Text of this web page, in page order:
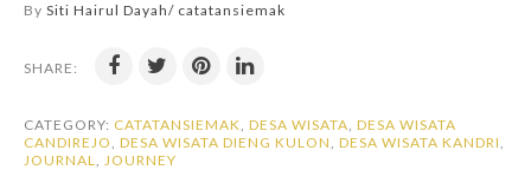
By Siti Hairul Dayah/ catatansiemak
SHARE:
CATEGORY: CATATANSIEMAK, DESA WISATA, DESA WISATA
CANDIREJO, DESA WISATA DIENG KULON, DESA WISATA KANDRI,
JOURNAL, JOURNEY